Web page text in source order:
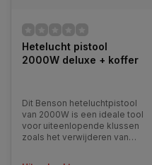
Hetelucht pistool
2000W deluxe + koffer
Dit Benson heteluchtpistool
van 2000W is een ideale tool
voor uiteenlopende klussen
zoals het verwijderen van